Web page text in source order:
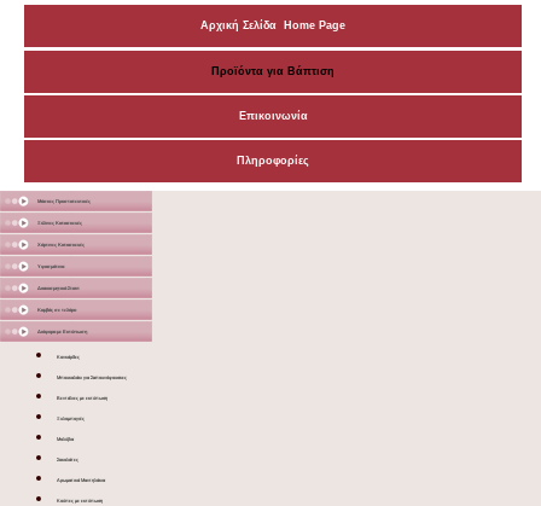
Αρχική Σελίδα Home Page
Προϊόντα για Βάπτιση
Επικοινωνία
Πληροφορίες
Μάσκες Προστατευτικές
Ξύλινες Κατασκευές
Χάρτινες Κατασκευές
Υφασμάτινα
Διακοσμητικά Σταντ
Καμβάς σε τελάρο
Διάφορα με Εκτύπωση
Κονκάρδες
Μπουκαλάκι για Σαπουνόφουσκες
Βεντάλιες με εκτύπωση
Ξυλομπογιές
Μολύβια
Σοκολάτες
Αρωματικά Μαντηλάκια
Κούπες με εκτύπωση